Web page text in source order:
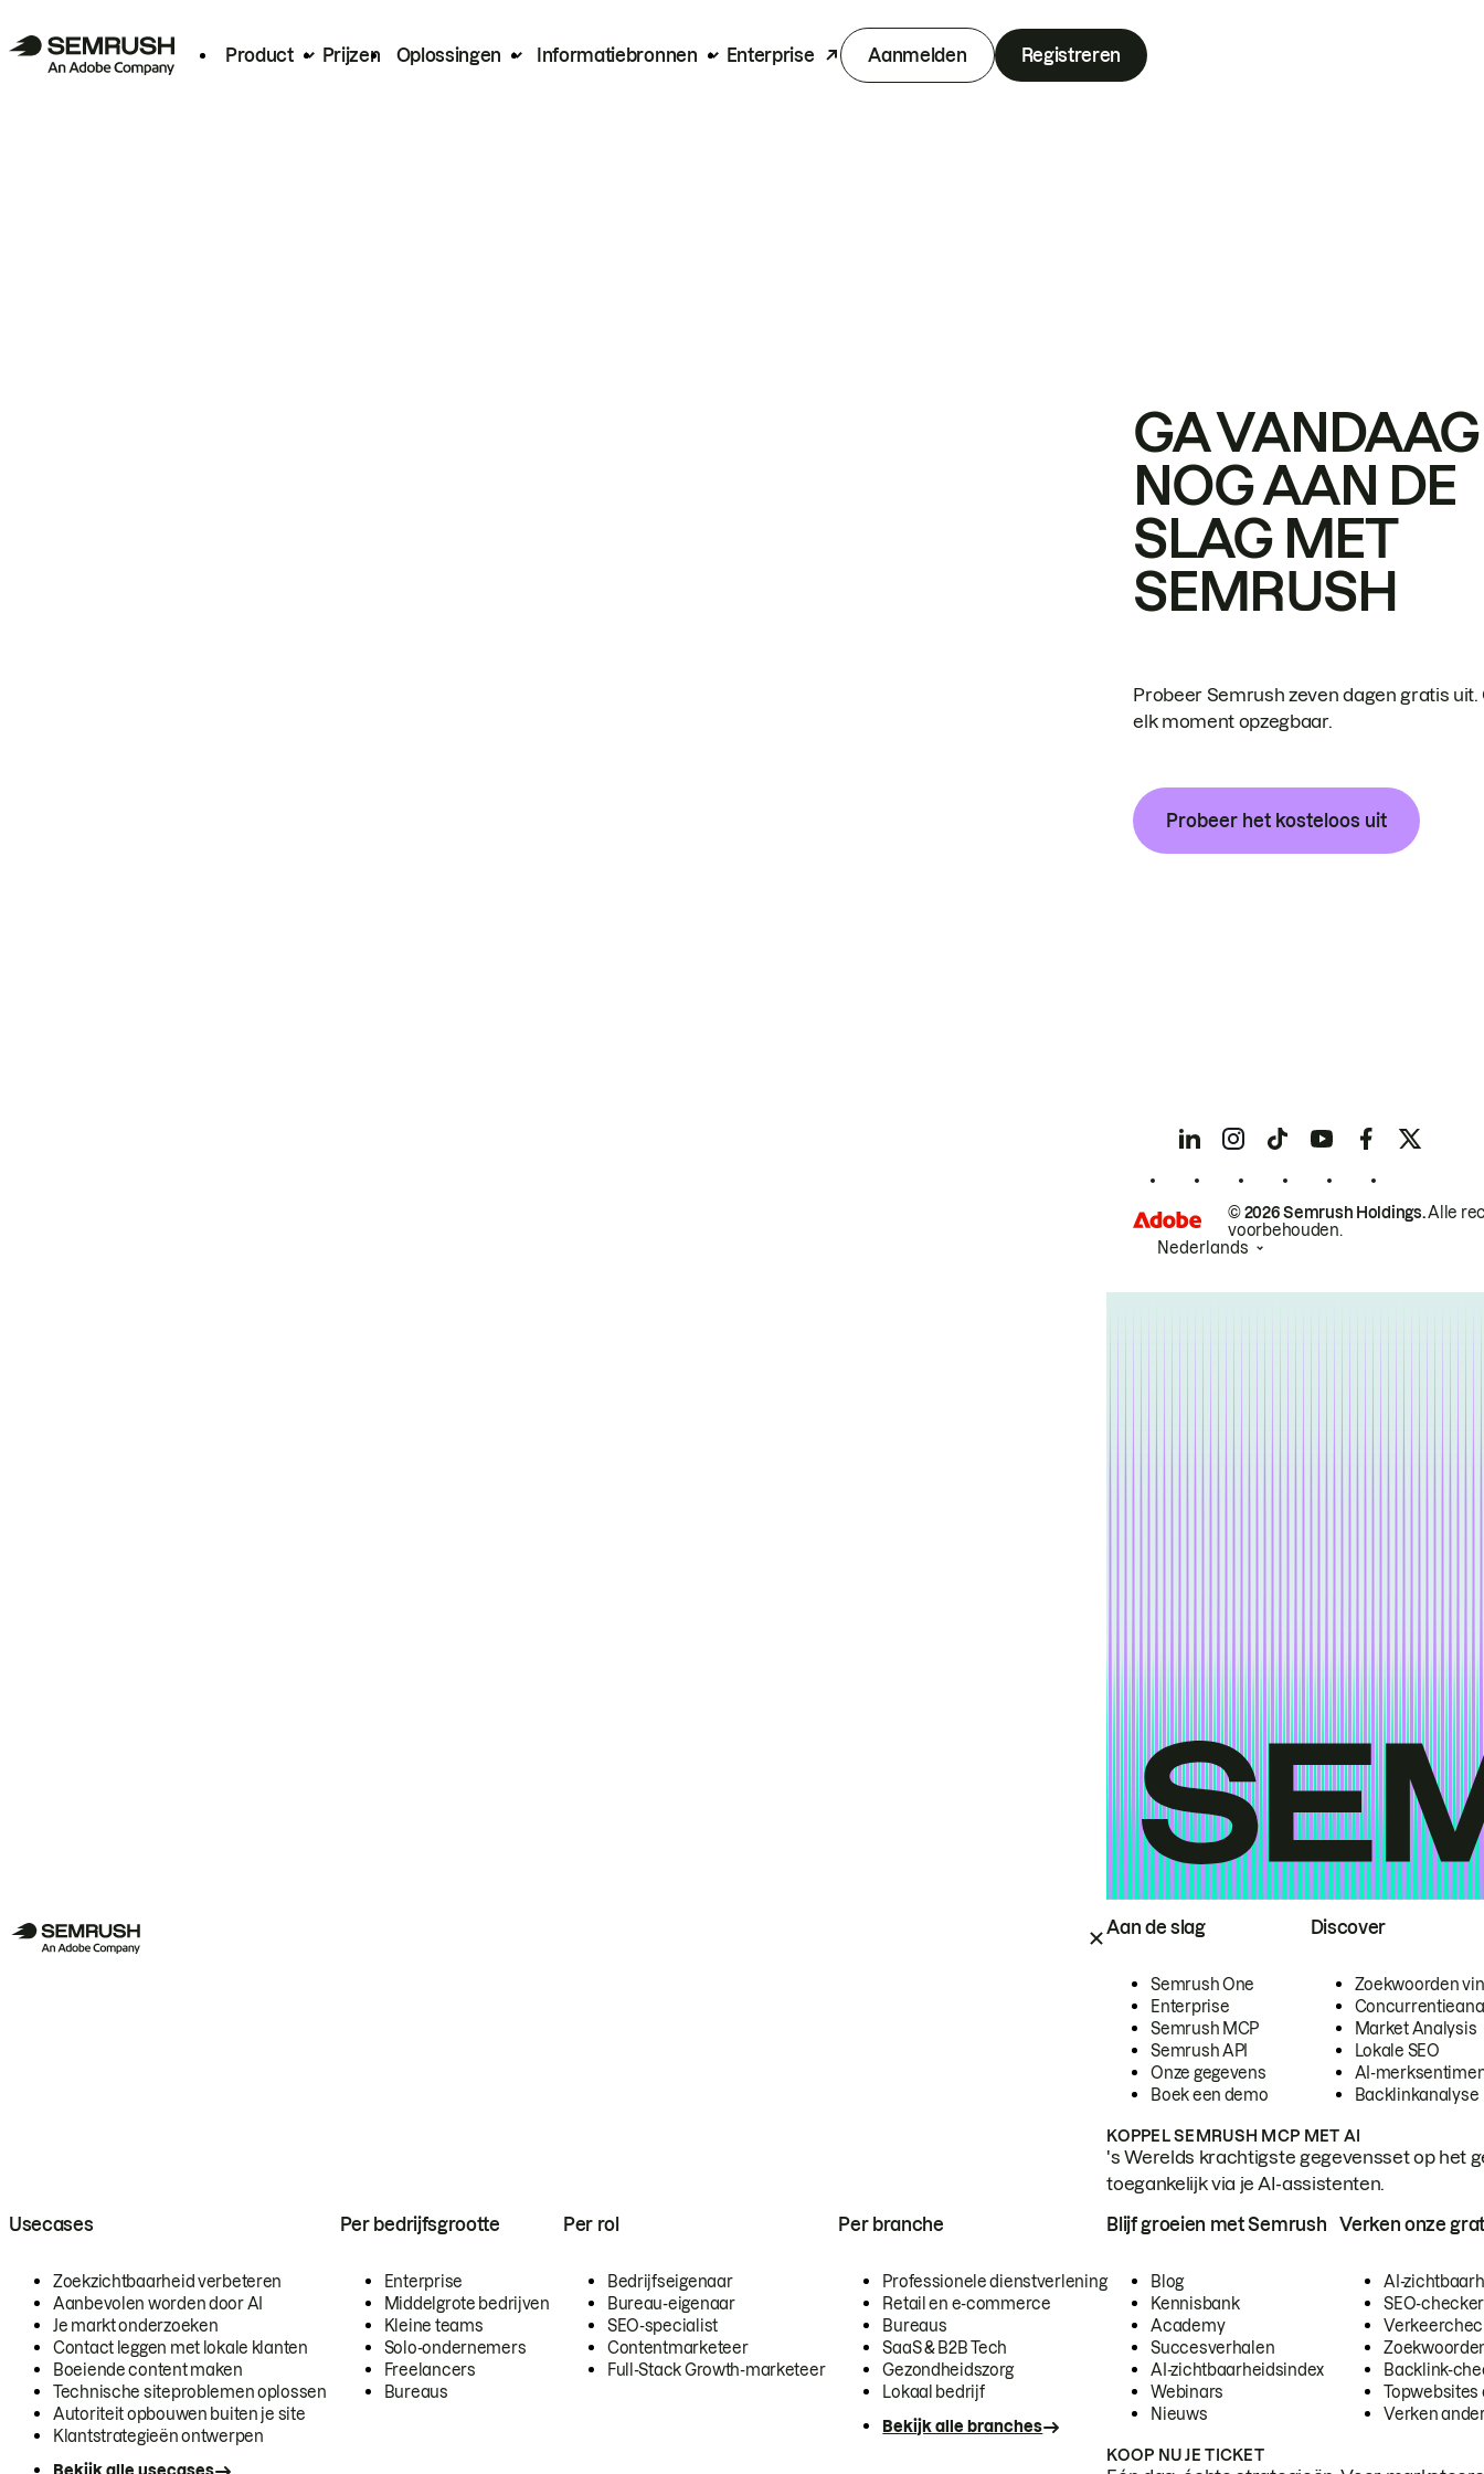
Product Prijzen Oplossingen Informatiebronnen Enterprise Aanmelden Registreren
Aan de slag
Semrush One
Enterprise
Semrush MCP
Semrush API
Onze gegevens
Boek een demo
Discover
Zoekwoorden
Market Analysis
Lokale SEO
AI-
Backlinkanalyse
KOPPEL SEMRUSH MCP MET AI
's Werelds krachtigste gegevensset op het
toegankelijk via je AI-assistenten.
Usecases
Zoekzichtbaarheid verbeteren
Aanbevolen worden door AI
Je markt onderzoeken
Contact leggen met lokale klanten
Boeiende content maken
Technische siteproblemen oplossen
Autoriteit opbouwen buiten je site
Klantstrategieën ontwerpen
Per bedrijfsgrootte
Enterprise
Middelgrote bedrijven
Kleine teams
Solo-ondernemers
Freelancers
Bureaus
Per rol
Bedrijfseigenaar
Bureau-eigenaar
SEO-specialist
Contentmarketeer
Full-Stack Growth-marketeer
Per branche
Professionele dienstverlening
Retail en e-commerce
Bureaus
SaaS & B2B Tech
Gezondheidszorg
Lokaal bedrijf
Bekijk alle branches
Blijf groeien met Semrush
Blog
Kennisbank
Academy
Succesverhalen
AI-zichtbaarheidsindex
Webinars
Nieuws
Verken onze
AI-
SEO-checker
Backlink-
Topwebsites
Verken
KOOP NU JE TICKET
GA VANDAAG
NOG AAN DE
SLAG MET
SEMRUSH
Probeer Semrush zeven dagen gratis uit.
elk moment opzegbaar.
Probeer het kosteloos uit
© 2026 Semrush Holdings.Alle
voorbehouden.
Nederlands